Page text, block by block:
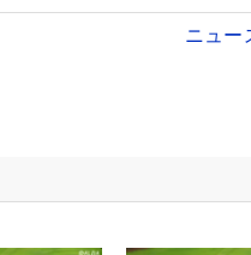
ニュー